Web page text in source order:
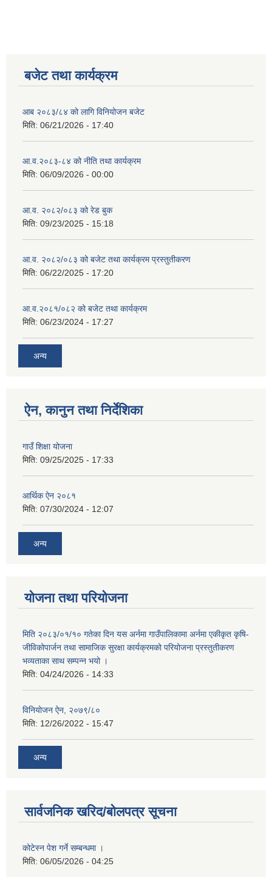
बजेट तथा कार्यक्रम
आब २०८३/८४ को लागि विनियोजन बजेट
मिति: 06/21/2026 - 17:40
आ.व.२०८३-८४ को नीति तथा कार्यक्रम
मिति: 06/09/2026 - 00:00
आ.व. २०८२/०८३ को रेड बुक
मिति: 09/23/2025 - 15:18
आ.व. २०८२/०८३ को बजेट तथा कार्यक्रम प्रस्तुतीकरण
मिति: 06/22/2025 - 17:20
आ.व.२०८१/०८२ को बजेट तथा कार्यक्रम
मिति: 06/23/2024 - 17:27
अन्य
ऐन, कानुन तथा निर्देशिका
गाउँ शिक्षा योजना
मिति: 09/25/2025 - 17:33
आर्थिक ऐन २०८१
मिति: 07/30/2024 - 12:07
अन्य
योजना तथा परियोजना
मिति २०८३/०१/१० गतेका दिन यस अर्नमा गाउँपालिकामा अर्नमा एकीकृत कृषि-
जीविकोपार्जन तथा सामाजिक सुरक्षा कार्यक्रमको परियोजना प्रस्तुतीकरण
भव्यताका साथ सम्पन्न भयो ।
मिति: 04/24/2026 - 14:33
विनियाेजन ऐन, २०७९/८०
मिति: 12/26/2022 - 15:47
अन्य
सार्वजनिक खरिद/बोलपत्र सूचना
कोटेस्न पेश गर्ने सम्बन्धमा ।
मिति: 06/05/2026 - 04:25